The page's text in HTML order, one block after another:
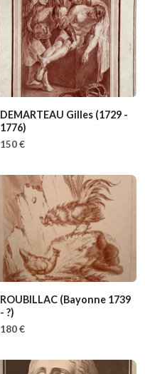
DEMARTEAU Gilles (1729 -
1776)
150 €
ROUBILLAC (Bayonne 1739
- ?)
180 €